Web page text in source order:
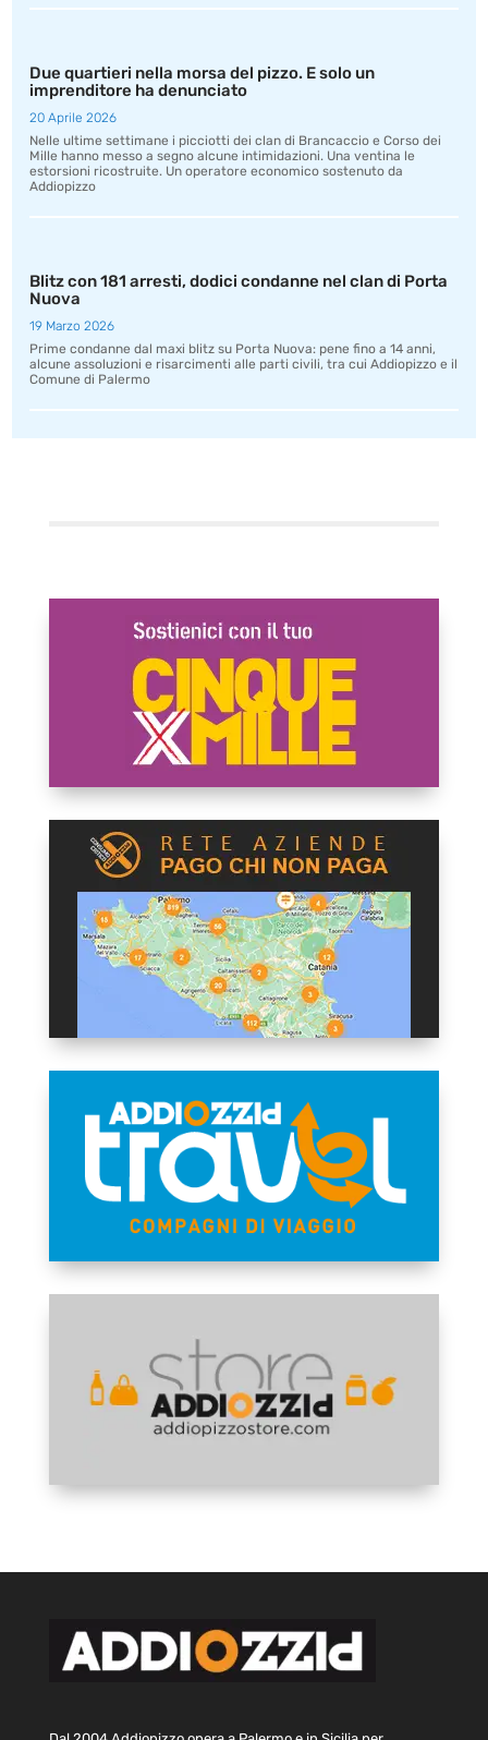
Due quartieri nella morsa del pizzo. E solo un
imprenditore ha denunciato
20 Aprile 2026
Nelle ultime settimane i picciotti dei clan di Brancaccio e Corso dei
Mille hanno messo a segno alcune intimidazioni. Una ventina le
estorsioni ricostruite. Un operatore economico sostenuto da
Addiopizzo
Blitz con 181 arresti, dodici condanne nel clan di Porta
Nuova
19 Marzo 2026
Prime condanne dal maxi blitz su Porta Nuova: pene fino a 14 anni,
alcune assoluzioni e risarcimenti alle parti civili, tra cui Addiopizzo e il
Comune di Palermo